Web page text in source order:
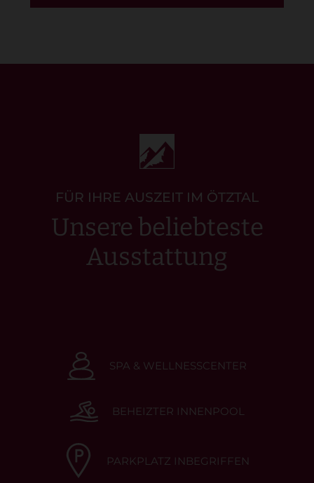
FÜR IHRE AUSZEIT IM ÖTZTAL
Unsere beliebteste
Ausstattung
SPA & WELLNESSCENTER
BEHEIZTER INNENPOOL
PARKPLATZ INBEGRIFFEN